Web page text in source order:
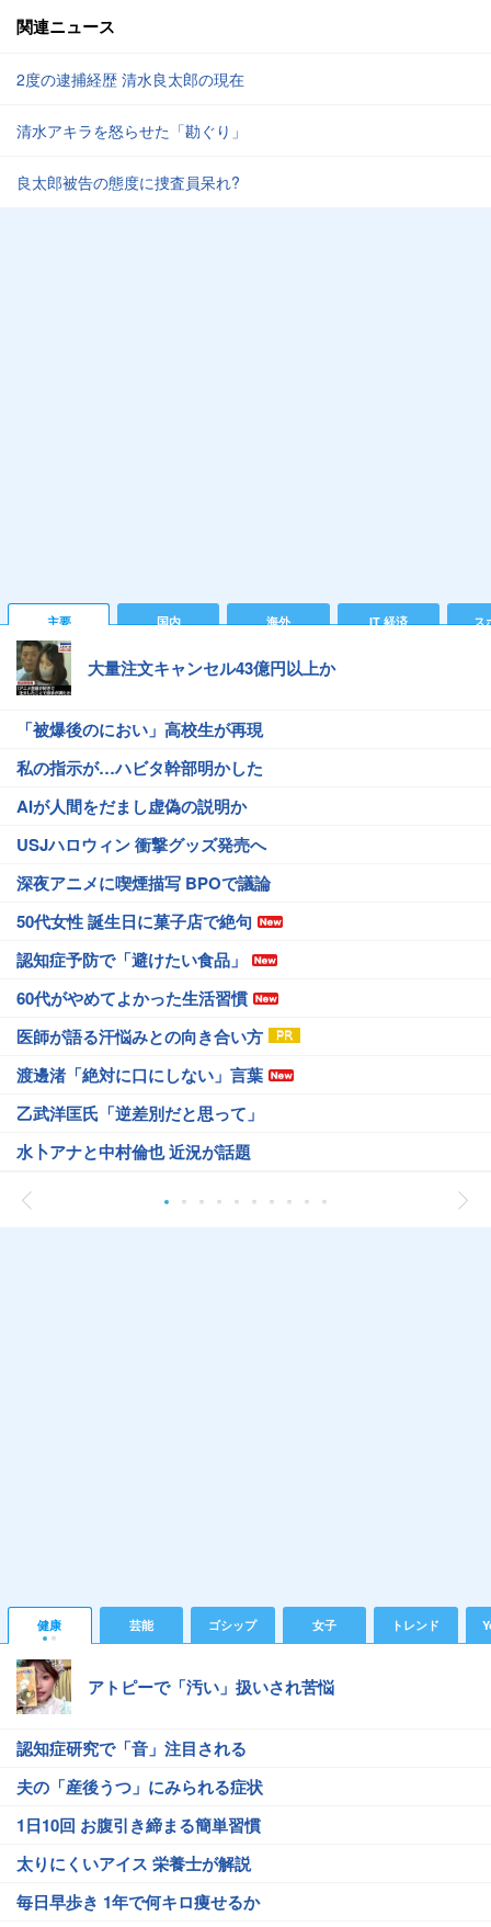
関連ニュース
2度の逮捕経歴 清水良太郎の現在
清水アキラを怒らせた「勘ぐり」
良太郎被告の態度に捜査員呆れ?
主要 国内 海外 IT 経済 ス
大量注文キャンセル43億円以上か
「被爆後のにおい」高校生が再現
私の指示が…ハビタ幹部明かした
AIが人間をだまし虚偽の説明か
USJハロウィン 衝撃グッズ発売へ
深夜アニメに喫煙描写 BPOで議論
50代女性 誕生日に菓子店で絶句
認知症予防で「避けたい食品」
60代がやめてよかった生活習慣
医師が語る汗悩みとの向き合い方
渡邊渚「絶対に口にしない」言葉
乙武洋匡氏「逆差別だと思って」
水卜アナと中村倫也 近況が話題
健康 芸能 ゴシップ 女子 トレンド
アトピーで「汚い」扱いされ苦悩
認知症研究で「音」注目される
夫の「産後うつ」にみられる症状
1日10回 お腹引き締まる簡単習慣
太りにくいアイス 栄養士が解説
毎日早歩き 1年で何キロ痩せるか